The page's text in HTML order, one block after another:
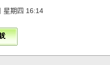
星期四 16:14